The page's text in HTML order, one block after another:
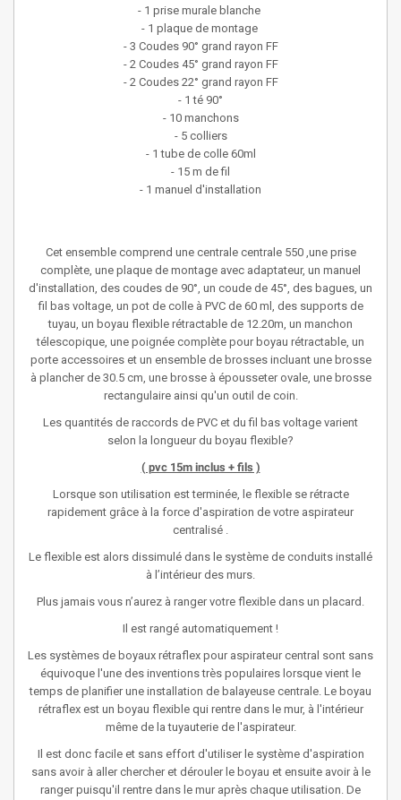
- 1 prise murale blanche
- 1 plaque de montage
- 3 Coudes 90° grand rayon FF
- 2 Coudes 45° grand rayon FF
- 2 Coudes 22° grand rayon FF
- 1 té 90°
- 10 manchons
- 5 colliers
- 1 tube de colle 60ml
- 15 m de fil
- 1 manuel d'installation
Cet ensemble comprend une centrale centrale 550 ,une prise
complète, une plaque de montage avec adaptateur, un manuel
d'installation, des coudes de 90°, un coude de 45°, des bagues, un
fil bas voltage, un pot de colle à PVC de 60 ml, des supports de
tuyau, un boyau flexible rétractable de 12.20m, un manchon
télescopique, une poignée complète pour boyau rétractable, un
porte accessoires et un ensemble de brosses incluant une brosse
à plancher de 30.5 cm, une brosse à épousseter ovale, une brosse
rectangulaire ainsi qu'un outil de coin.
Les quantités de raccords de PVC et du fil bas voltage varient
selon la longueur du boyau flexible?
( pvc 15m inclus + fils )
Lorsque son utilisation est terminée, le flexible se rétracte
rapidement grâce à la force d'aspiration de votre aspirateur
centralisé .
Le flexible est alors dissimulé dans le système de conduits installé
à l’intérieur des murs.
Plus jamais vous n’aurez à ranger votre flexible dans un placard.
Il est rangé automatiquement !
Les systèmes de boyaux rétraflex pour aspirateur central sont sans
équivoque l'une des inventions très populaires lorsque vient le
temps de planifier une installation de balayeuse centrale. Le boyau
rétraflex est un boyau flexible qui rentre dans le mur, à l'intérieur
même de la tuyauterie de l'aspirateur.
Il est donc facile et sans effort d'utiliser le système d'aspiration
sans avoir à aller chercher et dérouler le boyau et ensuite avoir à le
ranger puisqu'il rentre dans le mur après chaque utilisation. De